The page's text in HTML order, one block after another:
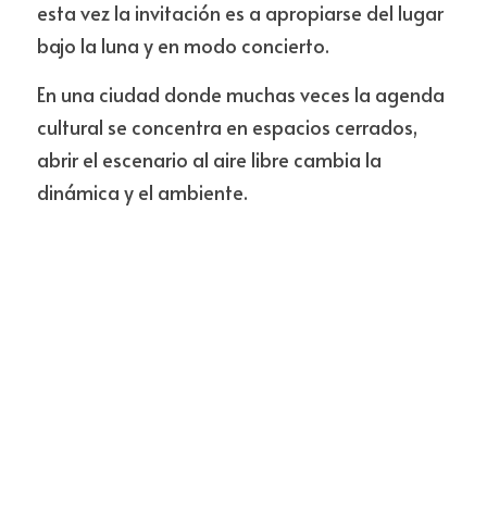
esta vez la invitación es a apropiarse del lugar
bajo la luna y en modo concierto.
En una ciudad donde muchas veces la agenda
cultural se concentra en espacios cerrados,
abrir el escenario al aire libre cambia la
dinámica y el ambiente.